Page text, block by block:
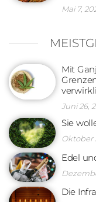
Mai 7,
Mit
Juni 26,
Sie
Oktober
Edel
Die